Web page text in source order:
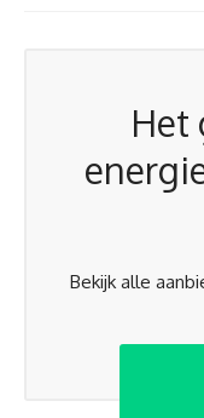
Het
Bekijk alle